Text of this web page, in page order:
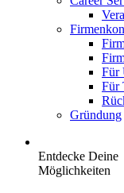
Für
Für
Gründung
Entdecke Deine
Möglichkeiten